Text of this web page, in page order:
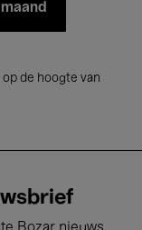
op de hoogte van